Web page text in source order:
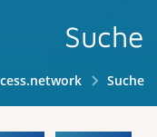
Suche
Suche